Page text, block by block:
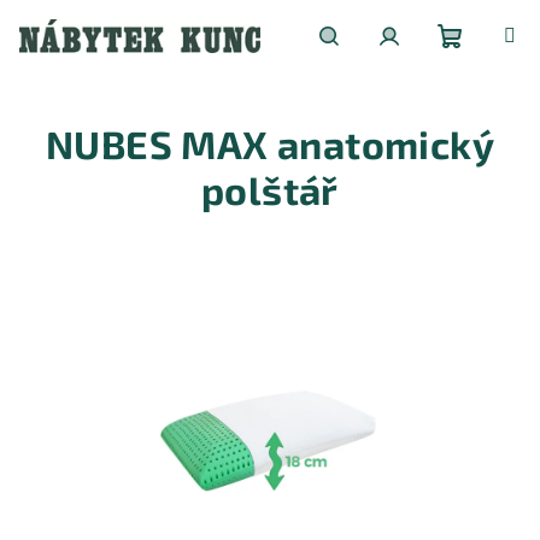
obsah
košík
NUBES MAX anatomický
polštář